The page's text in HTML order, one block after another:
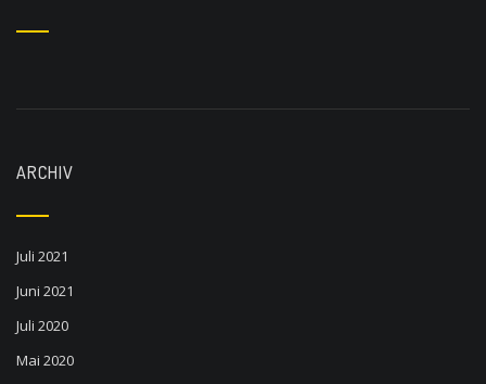
ARCHIV
Juli 2021
Juni 2021
Juli 2020
Mai 2020